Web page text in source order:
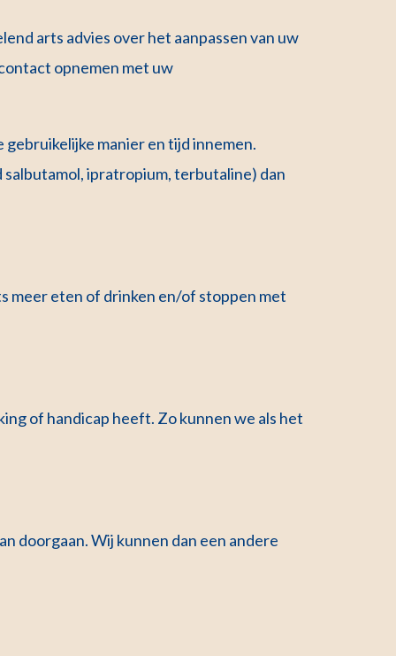
arts advies over het aanpassen van uw
opnemen met uw
manier en tijd innemen.
ipratropium, terbutaline) dan
meer eten of drinken en/of stoppen met
of handicap heeft. Zo kunnen we als het
doorgaan. Wij kunnen dan een andere